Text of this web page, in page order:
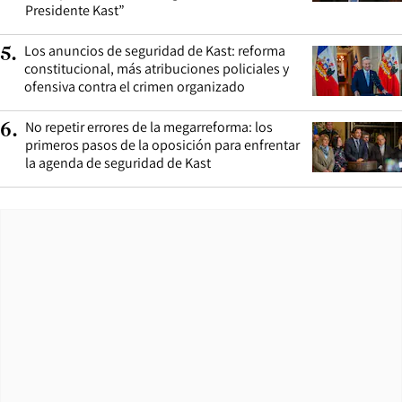
Presidente Kast”
5. Los anuncios de seguridad de Kast: reforma
constitucional, más atribuciones policiales y
ofensiva contra el crimen organizado
6. No repetir errores de la megarreforma: los
primeros pasos de la oposición para enfrentar
la agenda de seguridad de Kast